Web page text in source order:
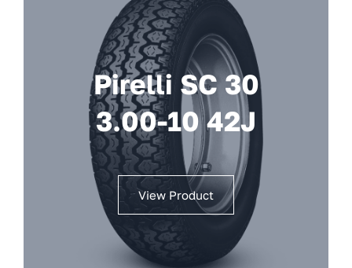
Pirelli SC 30
3.00-10 42J
View Product